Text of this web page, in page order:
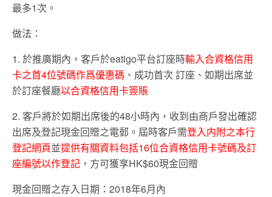
最多1次。
做法：
1. 於推廣期內，客戶於eatigo平台訂座時輸入合資格信用
卡之首4位號碼作爲優惠碼 、成功首次 訂座、如期出席並
於訂座餐廳以合資格信用卡簽賬
2. 客戶將於如期出席後的48小時內，收到由商戶發出確認
出席及登記現金回贈之電郵。屆時客戶需登入内附之本行
登記網頁並提供有關資料包括16位合資格信用卡號碼及訂
座編號以作登記 ，方可獲享HK$60現金回贈
現金回贈之存入日期：2018年6月內